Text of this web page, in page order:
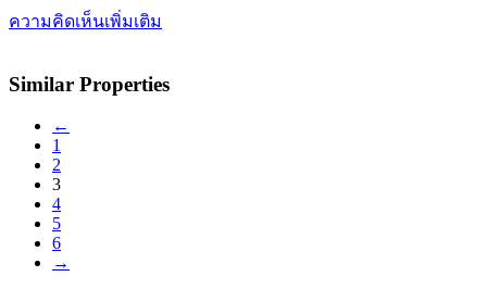
ความคิดเห็นเพิ่มเติม
Similar Properties
←
1
2
3
4
5
6
→